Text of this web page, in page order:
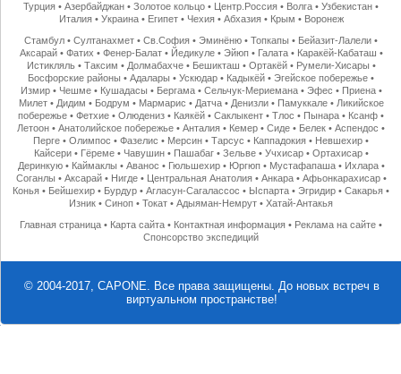
Турция •Азербайджан •Золотое кольцо • Центр.Россия • Волга •Узбекистан •
Италия• Украина• Египет• Чехия• Абхазия• Крым • Воронеж
Стамбул •Султанахмет •Св.София •Эминёню •Топкапы • Бейазит-Лалели •
Аксарай• Фатих • Фенер-Балат• Йедикуле• Эйюп• Галата• Каракёй-Кабаташ •
Истикляль• Таксим • Долмабахче• Бешикташ • Ортакёй• Румели-Хисары •
Босфорские районы •Адалары •Ускюдар • Кадыкёй •Эгейское побережье •
Измир• Чешме• Кушадасы • Бергама• Сельчук-Мериемана• Эфес • Приена•
Милет• Дидим • Бодрум • Мармарис • Датча• Денизли• Памуккале• Ликийское
побережье •Фетхие •Олюдениз • Каякёй •Саклыкент •Тлос • Пынара • Ксанф •
Летоон •Анатолийское побережье •Анталия • Кемер •Сиде • Белек •Аспендос •
Перге •Олимпос •Фазелис • Мерсин •Тарсус • Каппадокия • Невшехир •
Кайсери• Гёреме• Чавушин• Пашабаг• Зельве• Учхисар• Ортахисар•
Деринкую• Каймаклы • Аванос • Гюльшехир• Юргюп• Мустафапаша• Ихлара•
Соганлы • Аксарай• Нигде• Центральная Анатолия• Анкара• Афьонкарахисар•
Конья • Бейшехир • Бурдур •Агласун-Сагалассос • Ыспарта •Эгридир •Сакарья •
Изник •Синоп •Токат •Адыяман-Немрут •Хатай-Антакья
Главная страница • Карта сайта • Контактная информация • Реклама на сайте •
Спонсорство экспедиций
© 2004-2017, CAPONE. Все права защищены. До новых встреч в
виртуальном пространстве!